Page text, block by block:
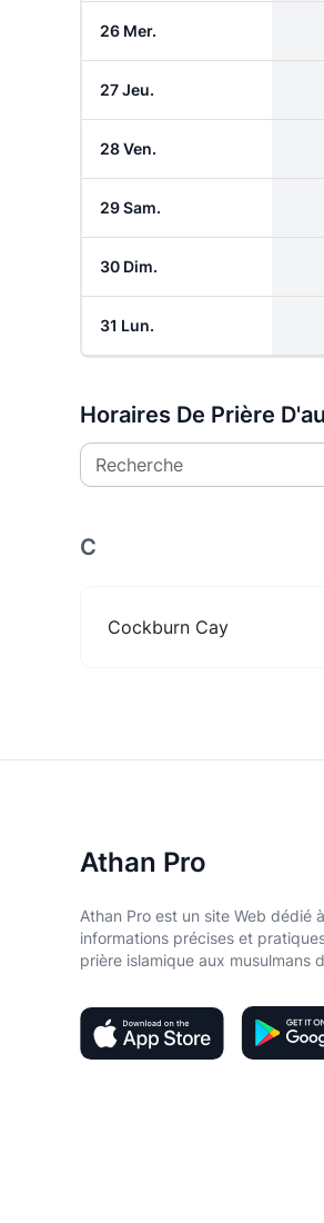
26 Mer.
27 Jeu.
28 Ven.
29 Sam.
30 Dim.
31 Lun.
Horaires De Prière
Recherche
C
Cockburn Cay
Athan Pro
Athan Pro est un site Web dédié
informations précises et
prière islamique aux musulmans